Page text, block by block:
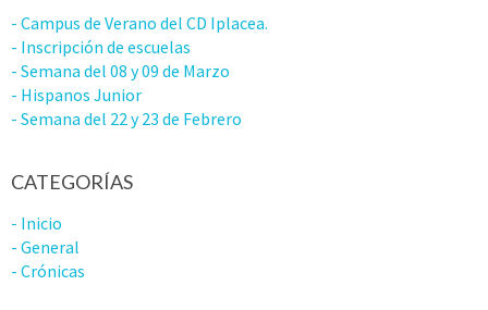
- Campus de Verano del CD Iplacea.
- Inscripción de escuelas
- Semana del 08 y 09 de Marzo
- Hispanos Junior
- Semana del 22 y 23 de Febrero
CATEGORÍAS
- Inicio
- General
- Crónicas